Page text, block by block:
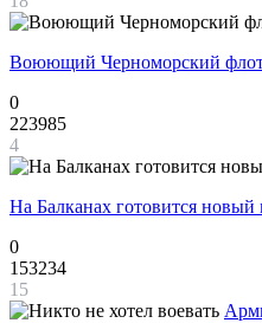
Воюющий Черноморский флот
0
223985
4
На Балканах готовится
0
153234
15